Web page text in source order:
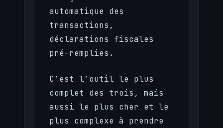
automatique des
transactions,
déclarations fiscales
pré-remplies.
C’est l’outil le plus
complet des trois, mais
aussi le plus cher et le
plus complexe à prendre